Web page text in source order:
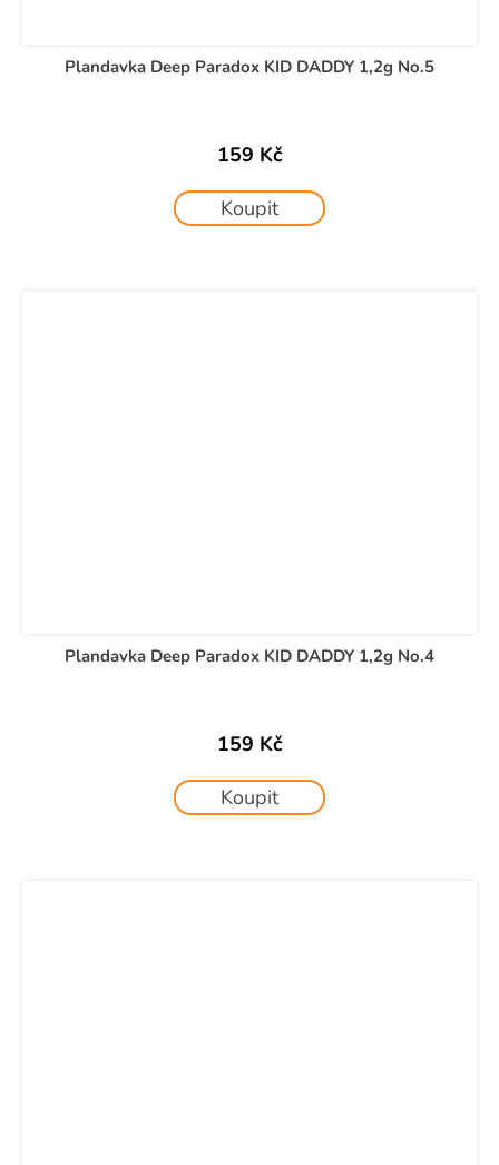
Plandavka Deep Paradox KID DADDY 1,2g No.5
159 Kč
Koupit
Plandavka Deep Paradox KID DADDY 1,2g No.4
159 Kč
Koupit